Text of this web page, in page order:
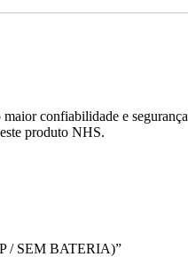
confiabilidade e segurança
produto NHS.
/ SEM BATERIA)”